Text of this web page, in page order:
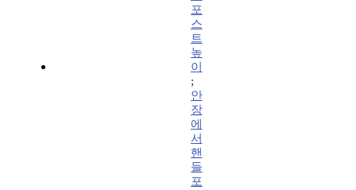
포
스
트
높
이
;
안
장
에
서
핸
들
포